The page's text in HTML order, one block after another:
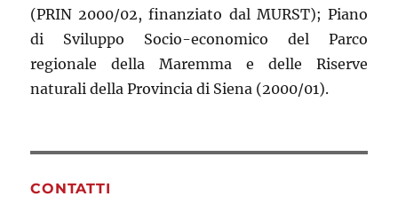
(PRIN 2000/02, finanziato dal MURST); Piano
di Sviluppo Socio-economico del Parco
regionale della Maremma e delle Riserve
naturali della Provincia di Siena (2000/01).
CONTATTI